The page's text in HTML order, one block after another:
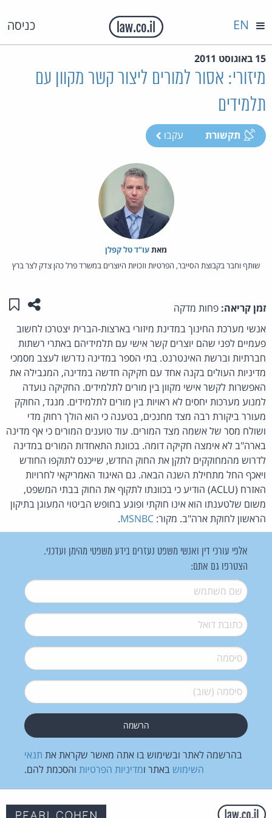
כניסה EN
15 באוגוסט 2011
מיזורי: אסור למורים ליצור קשר מקוון עם
תלמידים
תקשורת עקבו
מאת‏עו"ד טל קפלן
שותף וחבר בקבוצת הסייבר, הפרטיות וזכויות היוצרים במשרד פרל כהן צדק לצר ברץ
זמן קריאה: פחות מדקה שתפו
אנשי מערכת החינוך במדינת מיזורי בארצות-הברית יצטרכו לחשוב
פעמיים לפני שהם יוצרים קשר אישי עם תלמידיהם באתרי רשתות
חברתיות וברשת האינטרנט. בתי הספר במדינה נדרשו לעצב מסמכי
מדיניות העולים בקנה אחד עם חקיקה חדשה במדינה, המגבילה את
האפשרות לקשר אישי מקוון בין מורים לתלמידים. החקיקה נועדה
למנוע מערכות יחסים לא ראויות בין מורים לתלמידים. מנגד, החוקק
מעורר ביקורת רבה מצד מחנכים, בטענה כי הוא הולך רחוק מדי
ושולח מסר של אשמה מצד המורים. עוד טוענים המורים כי אף מדינה
בארה"ב לא אימצה חקיקה דומה. בכוונת התאחדות המורים במדינה
לדרוש מהמחוקקים לתקן את החוק החדש, שייכנס לתוקפו החודש
ויאכף החל מתחילת השנה הבאה. גם האיגוד האמריקאי לחרויות
האזרח (ACLU) הודיע כי בכוונתו לתקוף את החוק בבתי המשפט,
משום שלטענתו הוא אינו חוקתי ופוגע בחופש הביטוי המעוגן בתיקון
הראשון לחוקת ארה"ב. מקור: MSNBC
.
אלפי עורכי דין ואנשי משפט נעזרים בידע משפטי מהימן ועדכני.
הצטרפו גם אתם:
שם משתמש*
דואל*
סיסמה*
סיסמה (שוב)*
בהרשמה לאתר ובשימוש בו אתה מאשר שקראת את תנאי
השימוש באתר ומדיניות הפרטיות והסכמת להם.